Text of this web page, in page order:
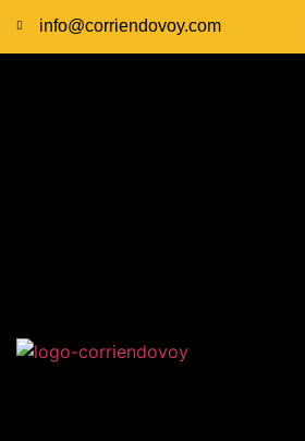
info@corriendovoy.com